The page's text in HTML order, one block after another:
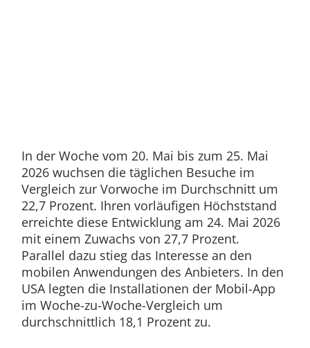
In der Woche vom 20. Mai bis zum 25. Mai
2026 wuchsen die täglichen Besuche im
Vergleich zur Vorwoche im Durchschnitt um
22,7 Prozent. Ihren vorläufigen Höchststand
erreichte diese Entwicklung am 24. Mai 2026
mit einem Zuwachs von 27,7 Prozent.
Parallel dazu stieg das Interesse an den
mobilen Anwendungen des Anbieters. In den
USA legten die Installationen der Mobil-App
im Woche-zu-Woche-Vergleich um
durchschnittlich 18,1 Prozent zu.